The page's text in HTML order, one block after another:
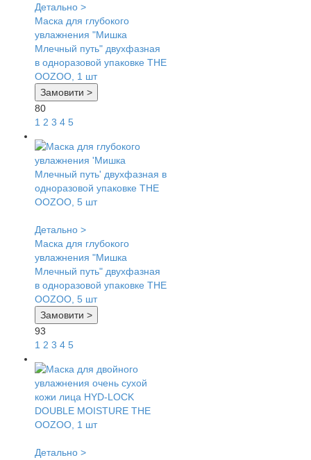
Детально >
Маска для глубокого
увлажнения "Мишка
Млечный путь" двухфазная
в одноразовой упаковке THE
OOZOO, 1 шт
Замовити >
80
1 2 3 4 5
Детально >
Маска для глубокого
увлажнения "Мишка
Млечный путь" двухфазная
в одноразовой упаковке THE
OOZOO, 5 шт
Замовити >
93
1 2 3 4 5
Детально >